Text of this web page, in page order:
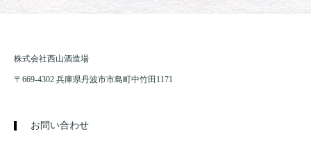
株式会社西山酒造場
〒669-4302 兵庫県丹波市市島町中竹田1171
お問い合わせ